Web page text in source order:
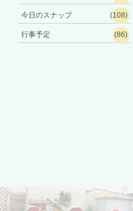
今日のスナップ (108)
行事予定 (86)